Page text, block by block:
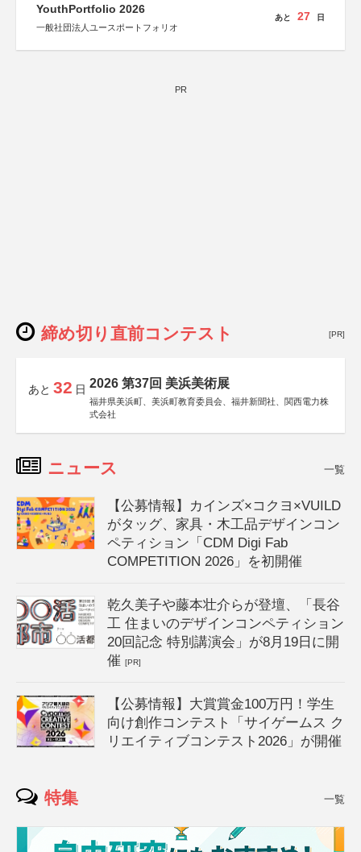
YouthPortfolio 2026
一般社団法人ユースポートフォリオ
あと 27 日
PR
締め切り直前コンテスト [PR]
あと 32 日 2026 第37回 美浜美術展
福井県美浜町、美浜町教育委員会、福井新聞社、関西電力株
式会社
ニュース 一覧
【公募情報】カインズ×コクヨ×VUILD
がタッグ、家具・木工品デザインコン
ペティション「CDM Digi Fab
COMPETITION 2026」を初開催
乾久美子や藤本壮介らが登壇、「長谷
工 住まいのデザインコンペティション
20回記念 特別講演会」が8月19日に開
催[PR]
【公募情報】大賞賞金100万円！学生
向け創作コンテスト「サイゲームス ク
リエイティブコンテスト2026」が開催
特集 一覧